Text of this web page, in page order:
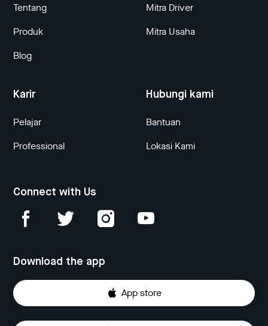
Tentang
Produk
Blog
Mitra Driver
Mitra Usaha
Karir
Pelajar
Professional
Hubungi kami
Bantuan
Lokasi Kami
Connect with Us
Download the app
App store